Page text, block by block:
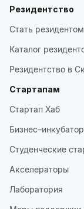
Резидентство
Стать резидентом
Каталог
Резидентство в
Стартапам
Стартап Хаб
Бизнес–инкубатор
Студенческие
Акселераторы
Лаборатория